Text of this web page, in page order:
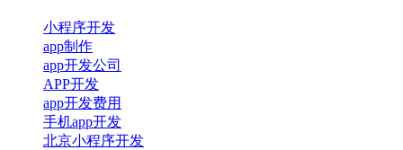
小程序开发
app制作
app开发公司
APP开发
app开发费用
手机app开发
北京小程序开发